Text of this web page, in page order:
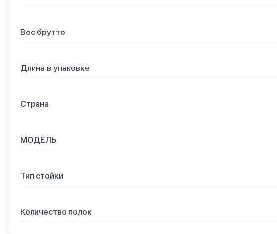
Вес брутто
Длина в упаковке
Страна
МОДЕЛЬ
Тип стойки
Количество полок